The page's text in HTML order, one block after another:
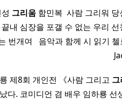
그리움 함민복 ​ 사람 그리워
내 심장을 포갤 수 없는 우리 선
번개여 ​ ​ 음악과 함께 시 읽기​
제8회 개인전 《사람 그리고
다. 코미디언 겸 배우 임하룡